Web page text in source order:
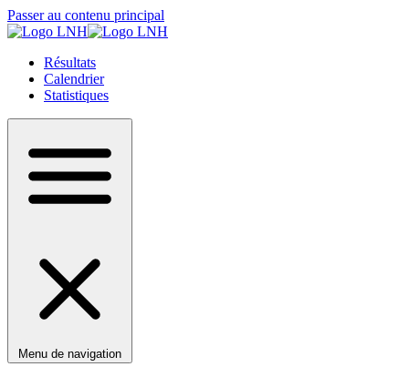
Passer au contenu principal
Résultats
Calendrier
Statistiques
Menu de navigation